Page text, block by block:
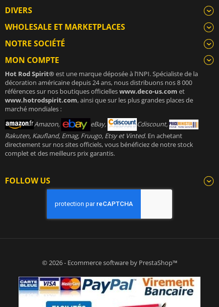
DIVERS
WHOLESALE ET MARKETPLACES
NOTRE SOCIÉTÉ
MON COMPTE
Hot Rod Spirit®est une marque déposée à l’INPI. Spécialiste de la
décoration américaine depuis 24 ans, nous distribuons nos 8 000
références sur nos boutiques officielleswww.deco-us.com et
www.hotrodspirit.com, ainsi que sur les plus grandes places de
marché mondiales :
Amazon,
eBay,
Cdiscount,
Rakuten, Kaufland, Emag, Fruugo, Etsy et Vinted. En achetant
directement sur nos sites officiels, vous bénéficiez de notre stock
complet et des meilleurs prix garantis.
FOLLOW US
© 2026 - Ecommerce software by PrestaShop™